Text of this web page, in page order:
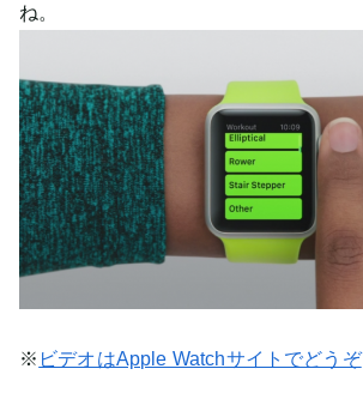
ね。
※ ビデオはApple Watchサイトでどうぞ